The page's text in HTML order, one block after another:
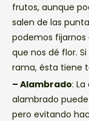
frutos, aunque
salen de las
podemos
que nos dé flor.
rama, ésta tiene
– Alambrado:
alambrado
pero evitando